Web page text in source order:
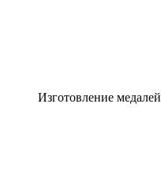
Изготовление медалей